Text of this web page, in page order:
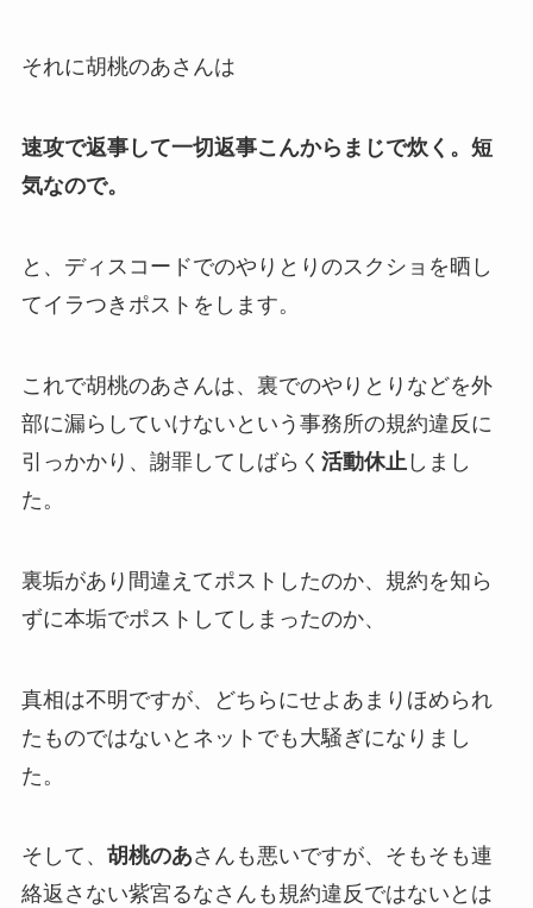
それに胡桃のあさんは
速攻で返事して一切返事こんからまじで炊く。短
気なので。
と、ディスコードでのやりとりのスクショを晒し
て イラつきポスト をします。
これで胡桃のあさんは、裏でのやりとりなどを外
部に漏らしていけないという事務所の規約違反 に
引っかかり、謝罪してしばらく 活動休止 しまし
た。
裏垢があり間違えてポストしたのか、規約を知ら
ずに本垢でポストしてしまったのか、
真相は不明ですが、どちらにせよあまりほめられ
たものではないとネットでも 大騒ぎになりまし
た。
そして、 胡桃のあさんも悪いですが、そもそも連
絡返さない紫宮るなさんも規約違反ではないとは